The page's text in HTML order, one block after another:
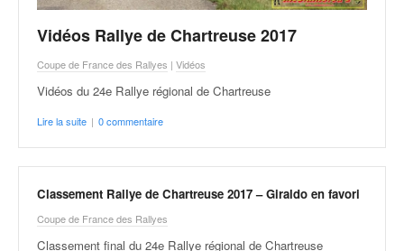
Vidéos Rallye de Chartreuse 2017
Coupe de France des Rallyes | Vidéos
Vidéos du 24e Rallye régional de Chartreuse
Lire la suite | 0 commentaire
Classement Rallye de Chartreuse 2017 – Giraldo en favori
Coupe de France des Rallyes
Classement final du 24e Rallye régional de Chartreuse